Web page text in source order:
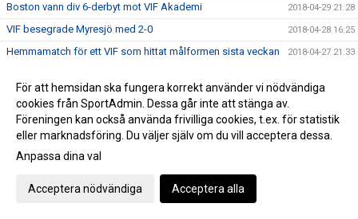
Boston vann div 6-derbyt mot VIF Akademi 2018-04-29 21:28
VIF besegrade Myresjö med 2-0 2018-04-28 16:25
Hemmamatch för ett VIF som hittat målformen sista veckan 2018-04-27 21:33
Öppettider på kansliet Valborg och 1:a maj 2018-04-26 14:47
Historisk seger för Akademilaget 2018-04-22 22:23
Herr vände ett 1-0 underläge till storseger 1-6 2018-04-21 19:53
Dam tappade greppet i 2a och fick en försmädlig
Landslagets Fotbollsskola 2018
För att hemsidan ska fungera korrekt använder vi nödvändiga
cookies från SportAdmin. Dessa går inte att stänga av.
Föreningen kan också använda frivilliga cookies, t.ex. för statistik
eller marknadsföring. Du väljer själv om du vill acceptera dessa.
Anpassa dina val
Acceptera nödvändiga Acceptera alla